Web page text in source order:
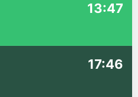
13:47
17:46